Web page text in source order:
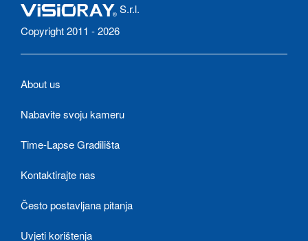
S.r.l.
Copyright 2011 - 2026
About us
Nabavite svoju kameru
Time-Lapse Gradilišta
Kontaktirajte nas
Često postavljana pitanja
Uvjeti korištenja